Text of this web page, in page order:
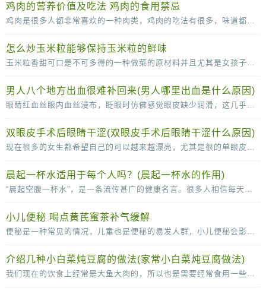
鸡肉的营养价值及吃法 鸡肉的食用禁忌
鸡肉是很多人都非常喜欢的一种肉类，鸡肉的吃法有很多，味道都很可口，鸡肉的脂肪含量比较低，常吃也没那么容易长胖，营养价值很高。鸡肉的营养价值及吃法多吃鸡肉，有助于抗冻防病，而且
怎么炒玉米粒能够保持玉米粒的鲜味
玉米粒香甜可口是不可多得的一种做菜的原材料并且尤其是女孩子是很喜欢吃玉米粒的因为玉米粒味道香甜，但是当我们自己尝试着去做玉米粒的时候就会发现其实很多时候我们做的玉
男人八个地方出血很难补回来(男人哪里出血是什么原因)
眼睛红血丝眼内血丝漫布，眨眼时仿佛感觉眼皮缺少润滑，这几乎可以确定眼睛已经感染了。这时应停止视物，敷上一条冷毛巾，稍事缓解，同时涂一些消炎眼膏。切记不能揉眼睛，因为手是脏的
双眼皮手术后眼睛干涩(双眼皮手术后眼睛干涩什么原因)
现在很多的女生都希望自己的可以越来越漂亮，尤其是很的单眼皮女生更是喜欢双眼皮，所以很多人都会选择通过做双眼皮手术的方法变成双眼皮。很多女生在做了双眼皮手术之后，会感觉
晨起一杯水适用于每个人吗？(晨起一杯水的作用)
“晨起空腹一杯水”，是一条流传甚广的健康名言。很多人相信每天的这杯水，可以清肠胃、排毒养颜、稀释血液，甚至还可以减少疾病的发生。那么，晨起一杯水适用于每个人吗？不是的。从
小儿便秘 喝点黄芪蜜茶补气缓解
便秘是一种常见的情况，儿童也是便秘的易发人群，小儿便秘会影响到身心的健康发育，所以小儿出现便秘的时候一定要及时的调理。下面中医就为父母们介绍几款辅助治疗便秘的食疗方，快
介绍几种小白菜炖豆腐的做法(家常小白菜炖豆腐做法)
我们现在的饮食上经常是大鱼大肉的，所以也是需要经常食用一些小清新的菜肴来很好的改善我们的肠胃的，说到这里，口味清淡的小白菜炖豆腐就是我们不得不说的一道菜了，这道菜虽然说